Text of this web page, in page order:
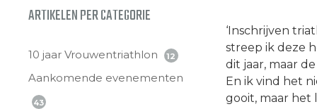
ARTIKELEN PER CATEGORIE
10 jaar Vrouwentriathlon 12
Aankomende evenementen
43
‘Inschrijven
streep ik deze
dit jaar, maar
En ik vind het
gooit, maar het